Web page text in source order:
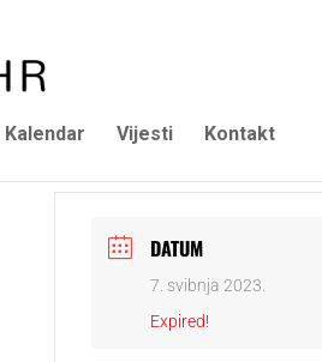
Kalendar Vijesti Kontakt
DATUM
7. svibnja 2023.
Expired!